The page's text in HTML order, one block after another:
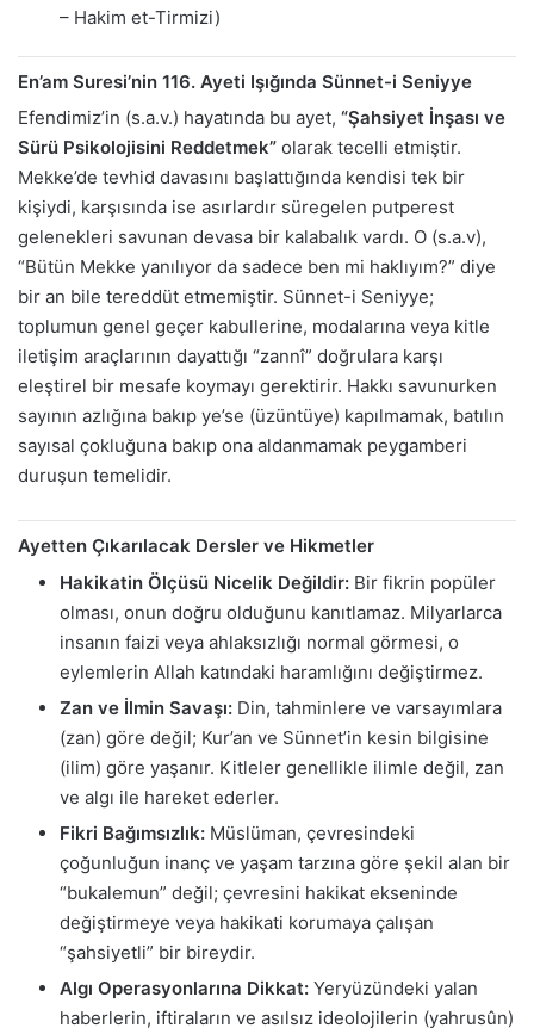
– Hakim et-Tirmizi)
En’am Suresi’nin 116. Ayeti Işığında Sünnet-i Seniyye
Efendimiz’in (s.a.v.) hayatında bu ayet, “Şahsiyet İnşası ve
Sürü Psikolojisini Reddetmek” olarak tecelli etmiştir.
Mekke’de tevhid davasını başlattığında kendisi tek bir
kişiydi, karşısında ise asırlardır süregelen putperest
gelenekleri savunan devasa bir kalabalık vardı. O (s.a.v),
“Bütün Mekke yanılıyor da sadece ben mi haklıyım?” diye
bir an bile tereddüt etmemiştir. Sünnet-i Seniyye;
toplumun genel geçer kabullerine, modalarına veya kitle
iletişim araçlarının dayattığı “zannî” doğrulara karşı
eleştirel bir mesafe koymayı gerektirir. Hakkı savunurken
sayının azlığına bakıp ye’se (üzüntüye) kapılmamak, batılın
sayısal çokluğuna bakıp ona aldanmamak peygamberi
duruşun temelidir.
Ayetten Çıkarılacak Dersler ve Hikmetler
Hakikatin Ölçüsü Nicelik Değildir: Bir fikrin popüler
olması, onun doğru olduğunu kanıtlamaz. Milyarlarca
insanın faizi veya ahlaksızlığı normal görmesi, o
eylemlerin Allah katındaki haramlığını değiştirmez.
Zan ve İlmin Savaşı: Din, tahminlere ve varsayımlara
(zan) göre değil; Kur’an ve Sünnet’in kesin bilgisine
(ilim) göre yaşanır. Kitleler genellikle ilimle değil, zan
ve algı ile hareket ederler.
Fikri Bağımsızlık: Müslüman, çevresindeki
çoğunluğun inanç ve yaşam tarzına göre şekil alan bir
“bukalemun” değil; çevresini hakikat ekseninde
değiştirmeye veya hakikati korumaya çalışan
“şahsiyetli” bir bireydir.
Algı Operasyonlarına Dikkat: Yeryüzündeki yalan
haberlerin, iftiraların ve asılsız ideolojilerin (yahrusûn)